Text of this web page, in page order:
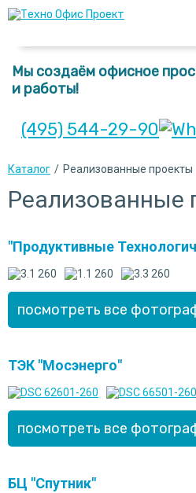
Мы создаём офисное
и работы!
(495) 544-29-90
Каталог / Реализованные проекты
Реализованные
"Продуктивные
посмотреть все
ТЭК "Мосэнерго"
посмотреть все
БЦ "Спутник"